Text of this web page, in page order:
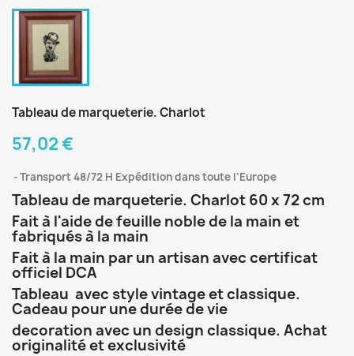
Tableau de marqueterie. Charlot
57,02 €
Transport 48/72 H Expédition dans toute l'Europe
Tableau de marqueterie. Charlot 60 x 72 cm
Fait à l'aide de feuille noble de la main et
fabriqués à la main
Fait à la main par un artisan avec certificat
officiel DCA
Tableau avec style vintage et classique.
Cadeau pour une durée de vie
decoration avec un design classique. Achat
originalité et exclusivité